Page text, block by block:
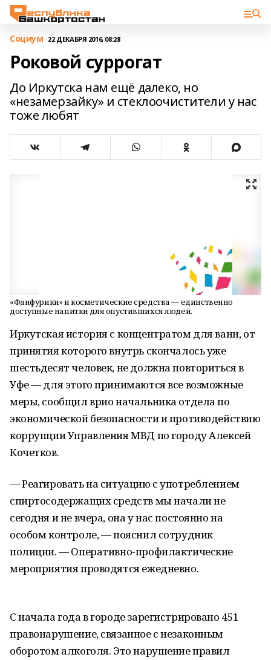
Cоциум 22 ДЕКАБРЯ 2016, 08:28
Роковой суррогат
До Иркутска нам ещё далеко, но
«незамерзайку» и стеклоочистители у нас
тоже любят
«Фанфурики» и косметические средства — единственно
доступные напитки для опустившихся людей.
Иркутская история с концентратом для ванн, от
принятия которого внутрь скончалось уже
шестьдесят человек, не должна повториться в
Уфе — для этого принимаются все возможные
меры, сообщил врио начальника отдела по
экономической безопасности и противодействию
коррупции Управления МВД по городу Алексей
Кочетков.
— Реагировать на ситуацию с употреблением
спиртосодержащих средств мы начали не
сегодня и не вчера, она у нас постоянно на
особом контроле, — пояснил сотрудник
полиции. — Оперативно-профилактические
мероприятия проводятся ежедневно.
С начала года в городе зарегистрировано 451
правонарушение, связанное с незаконным
оборотом алкоголя. Это нарушение правил